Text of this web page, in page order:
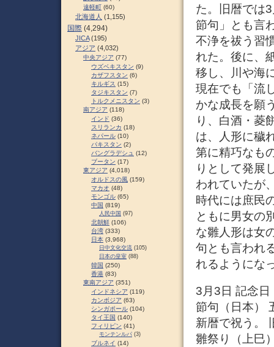
た。旧暦では
節句」とも言
不浄を祓う習
れた。後に、
移し、川や海
現在でも「流
かな成長を願
り、白酒・菱
は、人形に穢
第に精巧なも
りとして発展
われていたが
時代には庶民
ともに男女の
な雛人形は女
句とも言われ
れるようにな
3月3日 記念日
節句（日本）
新暦で祝う。
雛祭り（上巳
遠軽町 (60)
北海道人 (1,155)
国際 (4,294)
JICA(195)
アジア (4,032)
中央アジア (77)
ウズベキスタン (9)
カザフスタン (6)
キルギス (15)
タジキスタン (7)
トルクメニスタン (3)
南アジア (118)
インド (36)
スリランカ (18)
ネパール (10)
パキスタン (2)
バングラデシュ (12)
ブータン (17)
東アジア (4,018)
オルドスの風 (159)
マカオ (48)
モンゴル (65)
中国 (819)
人民中国 (97)
北朝鮮 (106)
台湾 (333)
日本 (3,968)
日中文化交流 (105)
日本の皇室 (88)
韓国 (250)
香港 (83)
東南アジア (351)
インドネシア (119)
カンボジア (63)
シンガポール (104)
タイ王国 (140)
フィリピン (41)
モンテンルパ (3)
ブルネイ (14)